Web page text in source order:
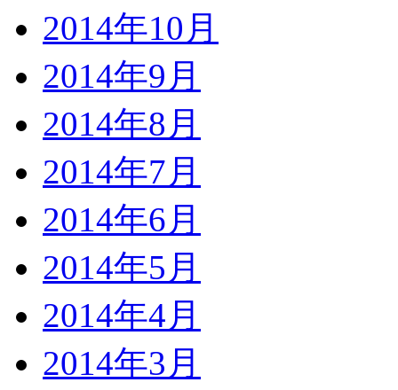
2014年10月
2014年9月
2014年8月
2014年7月
2014年6月
2014年5月
2014年4月
2014年3月